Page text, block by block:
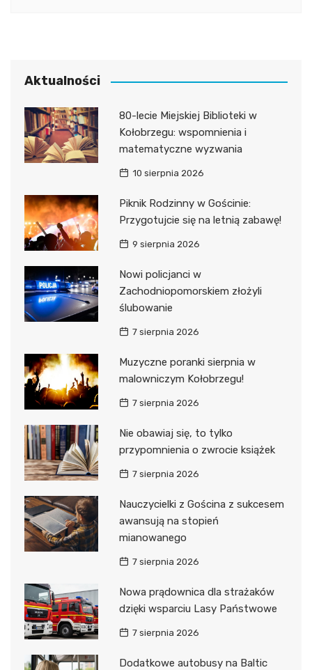
Aktualności
80-lecie Miejskiej Biblioteki w
Kołobrzegu: wspomnienia i
matematyczne wyzwania
10 sierpnia 2026
Piknik Rodzinny w Gościnie:
Przygotujcie się na letnią zabawę!
9 sierpnia 2026
Nowi policjanci w
Zachodniopomorskiem złożyli
ślubowanie
7 sierpnia 2026
Muzyczne poranki sierpnia w
malowniczym Kołobrzegu!
7 sierpnia 2026
Nie obawiaj się, to tylko
przypomnienia o zwrocie książek
7 sierpnia 2026
Nauczycielki z Gościna z sukcesem
awansują na stopień
mianowanego
7 sierpnia 2026
Nowa prądownica dla strażaków
dzięki wsparciu Lasy Państwowe
7 sierpnia 2026
Dodatkowe autobusy na Baltic